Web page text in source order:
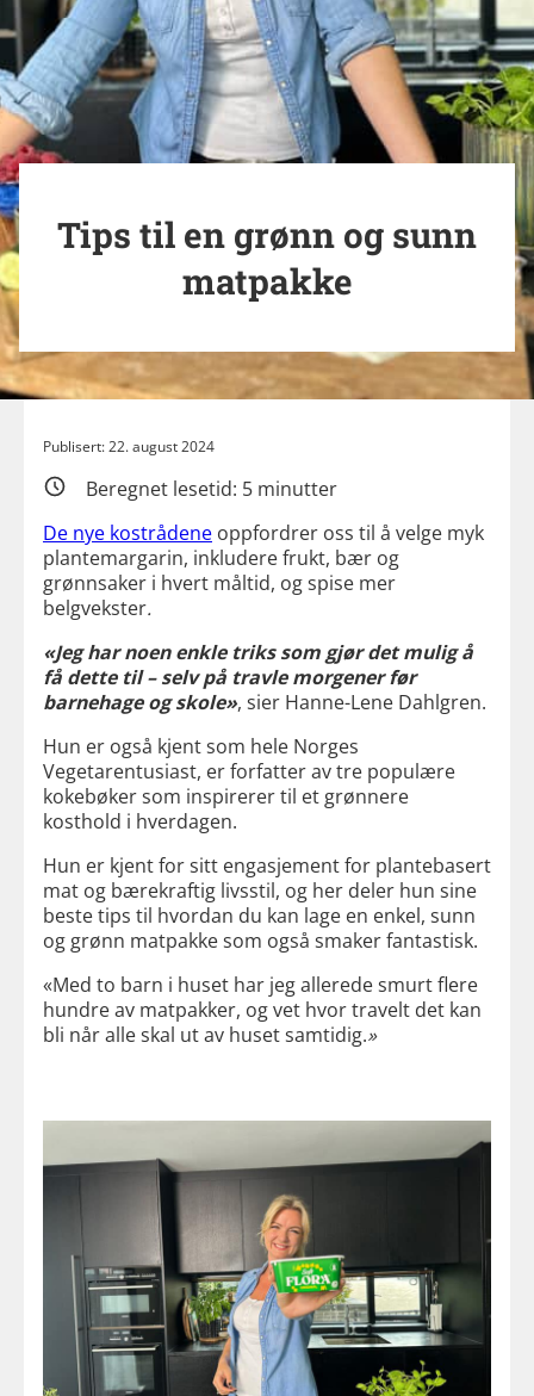
Tips til en grønn og sunn
matpakke
Publisert: 22. august 2024
Beregnet lesetid: 5minutter
De nye kostrådene oppfordrer oss til å velge myk
plantemargarin, inkludere frukt, bær og
grønnsaker i hvert måltid, og spise mer
belgvekster.
«Jeg har noen enkle triks som gjør det mulig å
få dette til – selv på travle morgener før
barnehage og skole», sier Hanne-Lene Dahlgren.
Hun er også kjent som hele Norges
Vegetarentusiast, er forfatter av tre populære
kokebøker som inspirerer til et grønnere
kosthold i hverdagen.
Hun er kjent for sitt engasjement for plantebasert
mat og bærekraftig livsstil, og her deler hun sine
beste tips til hvordan du kan lage en enkel, sunn
og grønn matpakke som også smaker fantastisk.
«Med to barn i huset har jeg allerede smurt flere
hundre av matpakker, og vet hvor travelt det kan
bli når alle skal ut av huset samtidig.»